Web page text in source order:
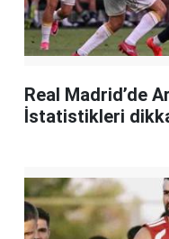
Real Madrid’de
İstatistikleri